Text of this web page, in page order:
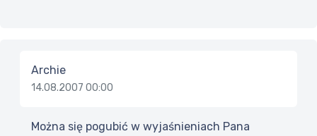
Archie
14.08.2007 00:00
Można się pogubić w wyjaśnieniach Pana